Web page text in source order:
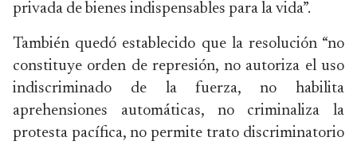
privada de bienes indispensables para la vida”.
También quedó establecido que la resolución “no
constituye orden de represión, no autoriza el uso
indiscriminado de la fuerza, no habilita
aprehensiones automáticas, no criminaliza la
protesta pacífica, no permite trato discriminatorio